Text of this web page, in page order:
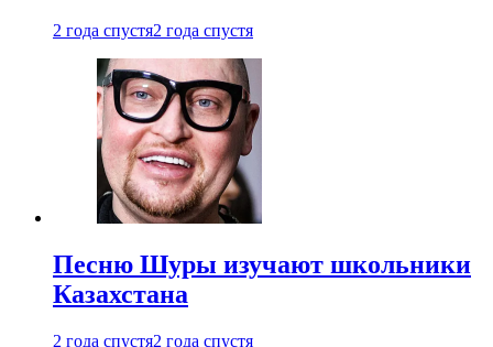
2 года спустя2 года спустя
Песню Шуры изучают школьники
Казахстана
2 года спустя2 года спустя